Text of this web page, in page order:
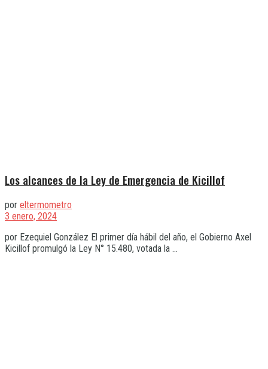
Los alcances de la Ley de Emergencia de Kicillof
por eltermometro
3 enero, 2024
por Ezequiel González El primer día hábil del año, el Gobierno Axel
Kicillof promulgó la Ley N° 15.480, votada la ...